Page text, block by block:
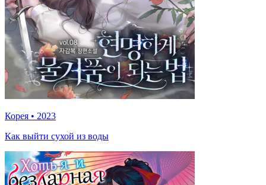
Корея • 2023
Как выйти сухой из воды